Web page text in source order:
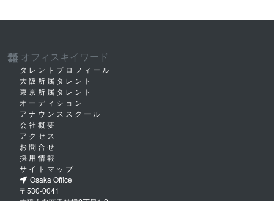
株式
会社 オフィスキイワード
タレントプロフィール
大阪所属タレント
東京所属タレント
オーディション
アナウンススクール
会社概要
アクセス
お問合せ
採用情報
サイトマップ
Osaka Office
〒530-0041